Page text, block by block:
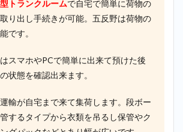
トランクルームで自宅で簡単に荷物の
り出し手続きが可能。五反野は荷物の
です。
スマホやPCで簡単に出来て預けた後
状態を確認出来ます。
輸が自宅まで来て集荷します。段ボー
するタイプから衣類を吊るし保管やク